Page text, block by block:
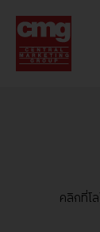
รวมที่อยู่ของ
คลิกที่โ